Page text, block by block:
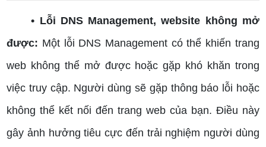
• Lỗi DNS Management, website không mở
được: Một lỗi DNS Management có thể khiến trang
web không thể mở được hoặc gặp khó khăn trong
việc truy cập. Người dùng sẽ gặp thông báo lỗi hoặc
không thể kết nối đến trang web của bạn. Điều này
gây ảnh hưởng tiêu cực đến trải nghiệm người dùng